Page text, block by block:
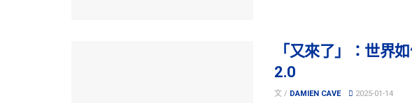
「又來了」：世界
2.0
文 / DAMIEN CAVE 2025-01-14